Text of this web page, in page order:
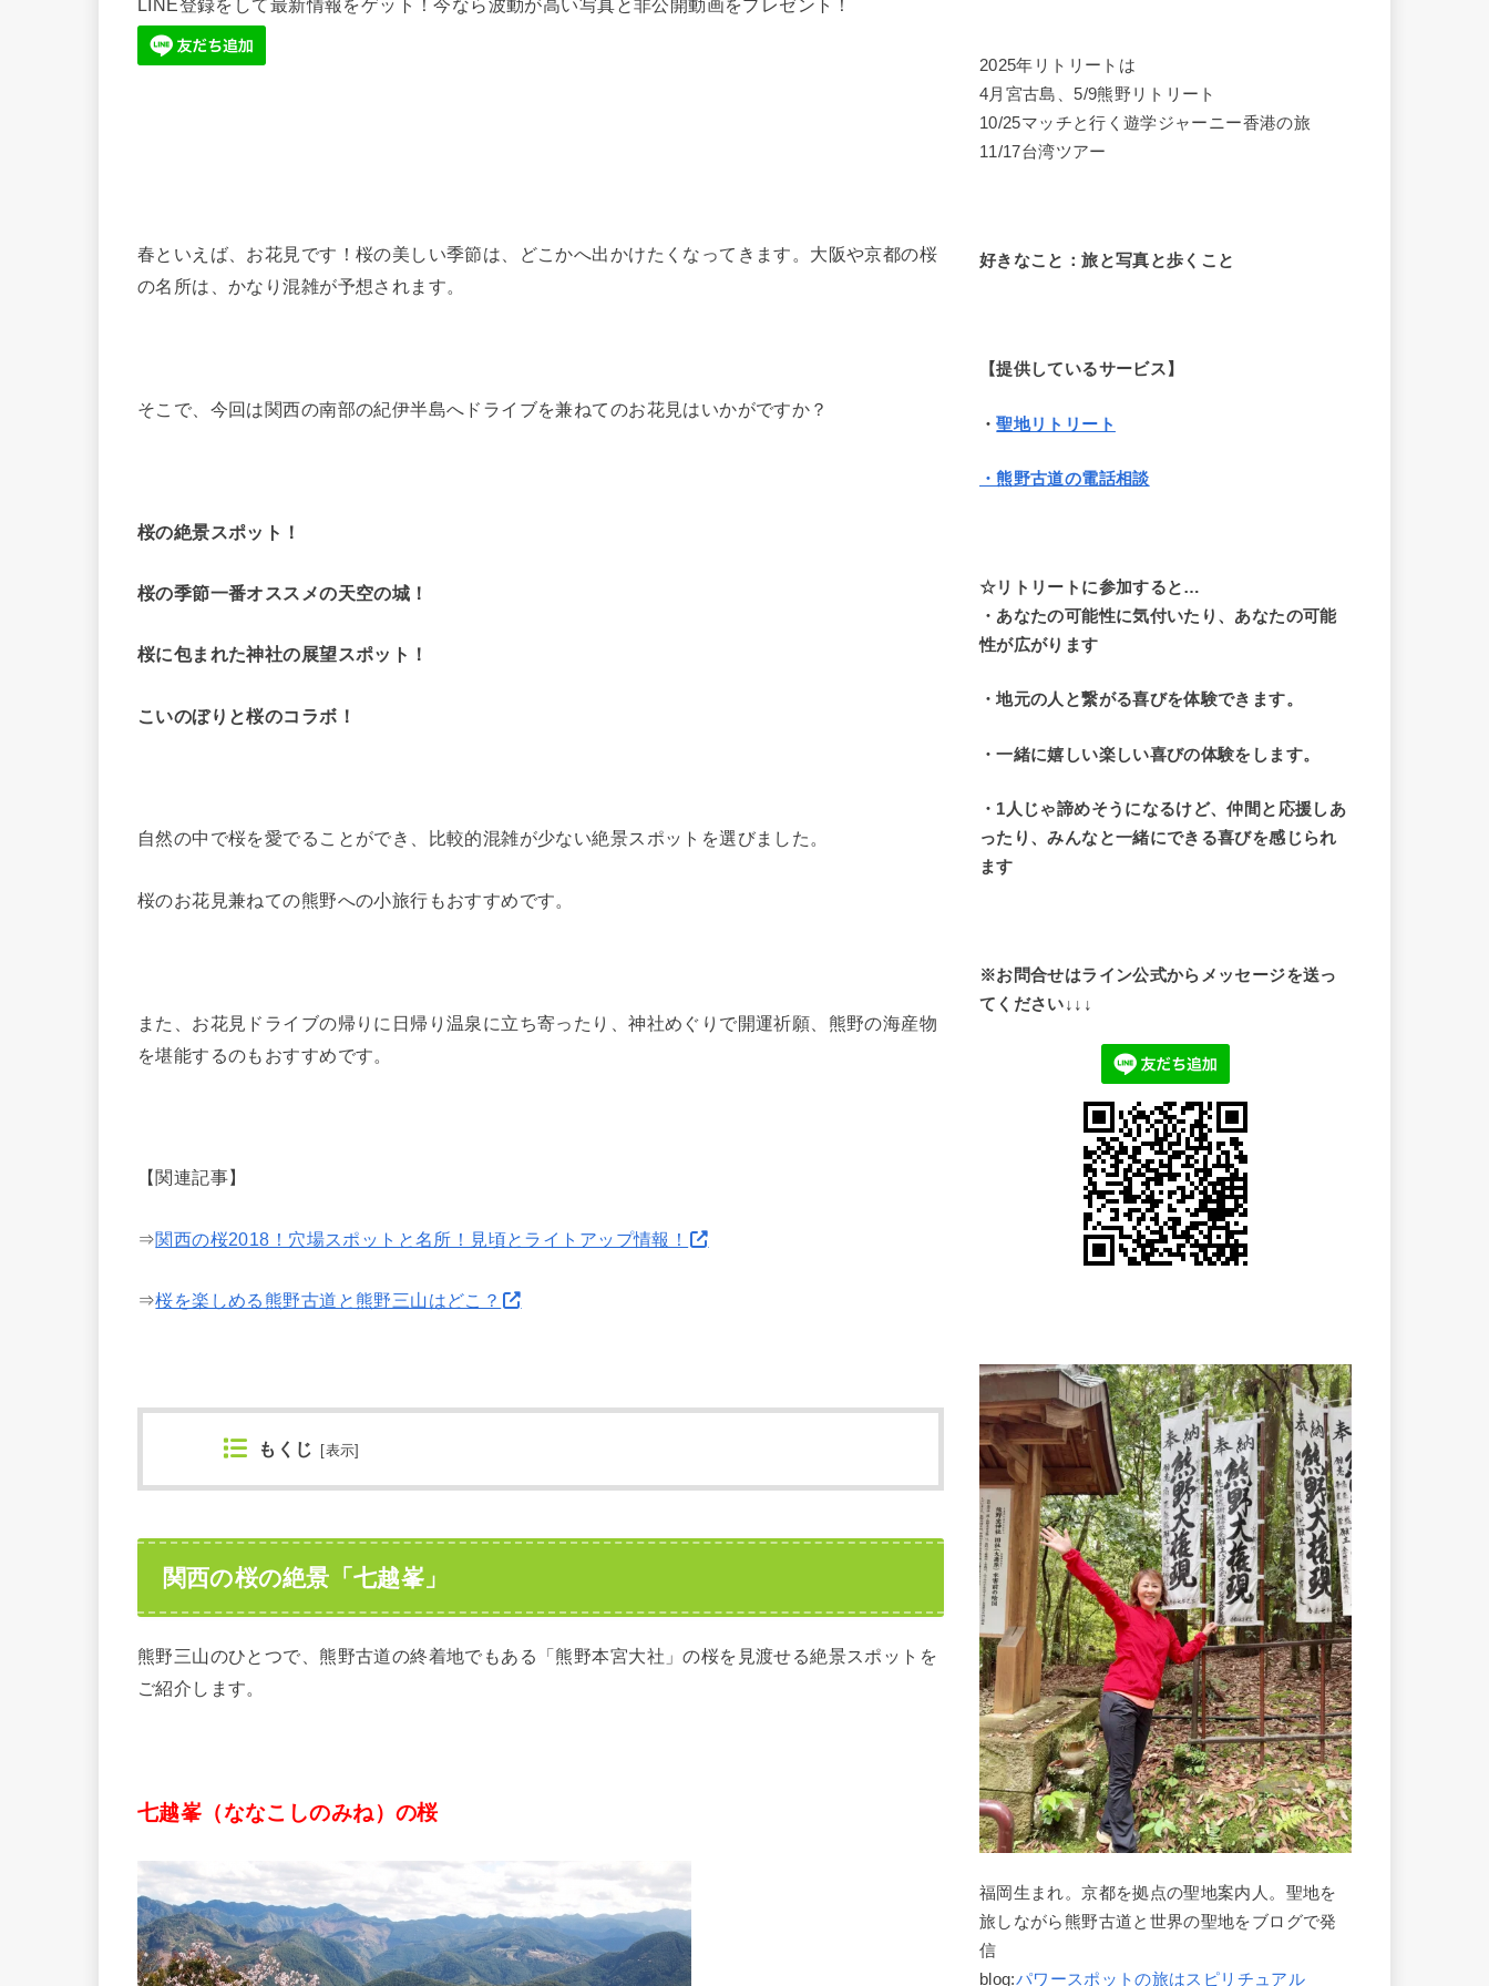
LINE登録をして最新情報をゲット！今なら波動が高い写真と非公開動画をプレゼント！
春といえば、お花見です！桜の美しい季節は、どこかへ出かけたくなってきます。大阪や京都の桜
の名所は、かなり混雑が予想されます。
そこで、今回は関西の南部の紀伊半島へドライブを兼ねてのお花見はいかがですか？
桜の絶景スポット！
桜の季節一番オススメの天空の城！
桜に包まれた神社の展望スポット！
こいのぼりと桜のコラボ！
自然の中で桜を愛でることができ、比較的混雑が少ない絶景スポットを選びました。
桜のお花見兼ねての熊野への小旅行もおすすめです。
また、お花見ドライブの帰りに日帰り温泉に立ち寄ったり、神社めぐりで開運祈願、熊野の海産物
を堪能するのもおすすめです。
【関連記事】
⇒関西の桜2018！穴場スポットと名所！見頃とライトアップ情報！
⇒桜を楽しめる熊野古道と熊野三山はどこ？
もくじ [表示]
関西の桜の絶景「七越峯」
熊野三山のひとつで、熊野古道の終着地でもある「熊野本宮大社」の桜を見渡せる絶景スポットを
ご紹介します。
七越峯（ななこしのみね）の桜
2025年リトリートは
4月宮古島、5/9熊野リトリート
10/25マッチと行く遊学ジャーニー香港の旅
11/17台湾ツアー
好きなこと：旅と写真と歩くこと
【提供しているサービス】
・聖地リトリート
・熊野古道の電話相談
☆リトリートに参加すると…
・ あなたの可能性に気付いたり、あなたの可能
性が広がります
・地元の人と繋がる喜びを体験できます。
・一緒に嬉しい楽しい喜びの体験をします。
・1人じゃ諦めそうになるけど、仲間と応援しあ
ったり、みんなと一緒にできる喜びを感じられ
ます
※お問合せはライン公式からメッセージを送っ
てください↓↓↓
福岡生まれ。京都を拠点の聖地案内人。聖地を
旅しながら熊野古道と世界の聖地をブログで発
信
blog:パワースポットの旅はスピリチュアル